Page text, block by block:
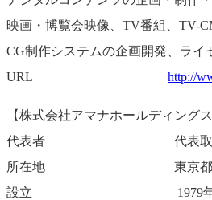
映画・博覧会映像、TV番組、TV-
CG制作システムの企画開発、ライ
URL http://
【株式会社アマナホールディング
代表者 代表取締役
所在地 東京都品川区
設立 1979年4